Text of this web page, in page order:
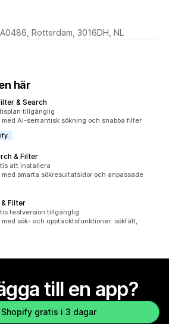
Rotterdam, 3016DH, NL
här
& Search
totalt
tillgänglig
AI-semantisk sökning och snabba filter
& Filter
totaltatt installera
smarta sökresultatsidor och anpassade
Filter
totalttestversion tillgänglig
sök- och upptäcktsfunktioner: sökfält,
till en app?
Shopify gratis i 3 dagar